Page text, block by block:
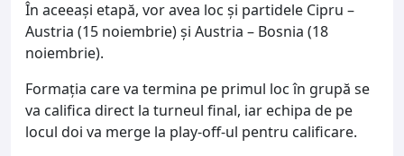
În aceeași etapă, vor avea loc și partidele Cipru –
Austria (15 noiembrie) și Austria – Bosnia (18
noiembrie).
Formația care va termina pe primul loc în grupă se
va califica direct la turneul final, iar echipa de pe
locul doi va merge la play-off-ul pentru calificare.